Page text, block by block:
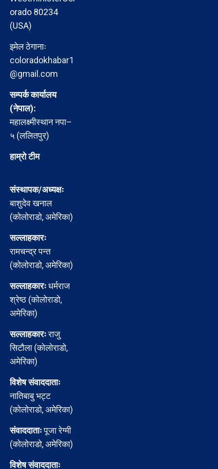
orado 80234
(USA)
इमेल ठेगानाः
coloradokhabar1
@gmail.com
सम्पर्क कार्यालय
(नेपाल):
महालक्ष्मीस्थान नपा–
५ (ललितपुर)
हाम्रो टीम
संस्थापक/अध्यक्षः
बाशुदेव खनाल
(कोलोराडो, अमेरिका)
सल्लाहकारः
रामचन्द्र पन्त
(कोलोराडो, अमेरिका)
सल्लाहकारःधर्मराज
श्रेष्ठ (कोलोराडो,
अमेरिका)
सल्लाहकारःराजु
सिटौला (कोलोराडो,
अमेरिका)
विशेष संवाददाताः
नातिबाबु भट्ट
(कोलोराडो, अमेरिका)
संवाददाताःपूजा रेग्मी
(कोलोराडो, अमेरिका)
विशेष संवाददाताः